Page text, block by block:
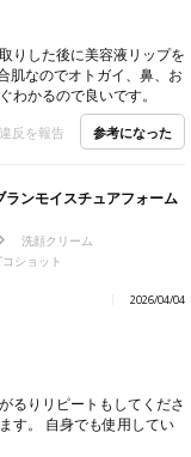
りした後に美容液リップを
肌なのでオトガイ、鼻、お
わかるので良いです。
違反を報告 参考になった
ランモイスチュアフォーム
洗顔クリーム
ショット
2026/04/04
るりリピートもしてくださ
す。 自身でも使用してい